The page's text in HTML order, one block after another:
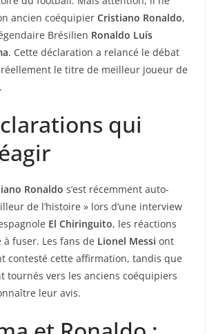
ancien coéquipier Cristiano Ronaldo,
Brésilien Ronaldo Luís
. Cette déclaration a relancé le débat
le titre de meilleur joueur de
qui
Ronaldo s’est récemment auto-
de l’histoire » lors d’une interview
El Chiringuito, les réactions
à fuser. Les fans de Lionel Messi ont
contesté cette affirmation, tandis que
tournés vers les anciens coéquipiers
leur avis.